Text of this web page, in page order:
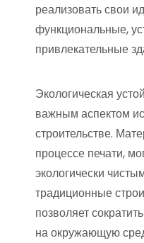
реализовать свои
функциональные,
привлекательные
Экологическая
важным аспектом
строительстве.
процессе печати,
экологически
традиционные
позволяет
на окружающую